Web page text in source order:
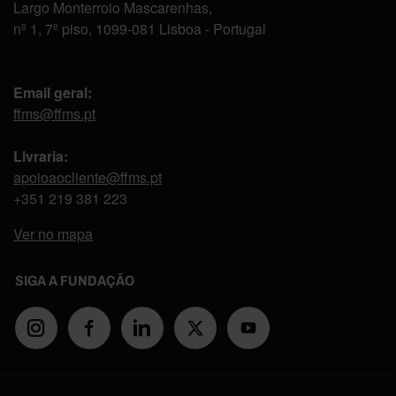
Largo Monterroio Mascarenhas,
nº 1, 7º piso, 1099-081 Lisboa - Portugal
Email geral:
ffms@ffms.pt
Livraria:
apoioaocliente@ffms.pt
+351 219 381 223
Ver no mapa
SIGA A FUNDAÇÃO